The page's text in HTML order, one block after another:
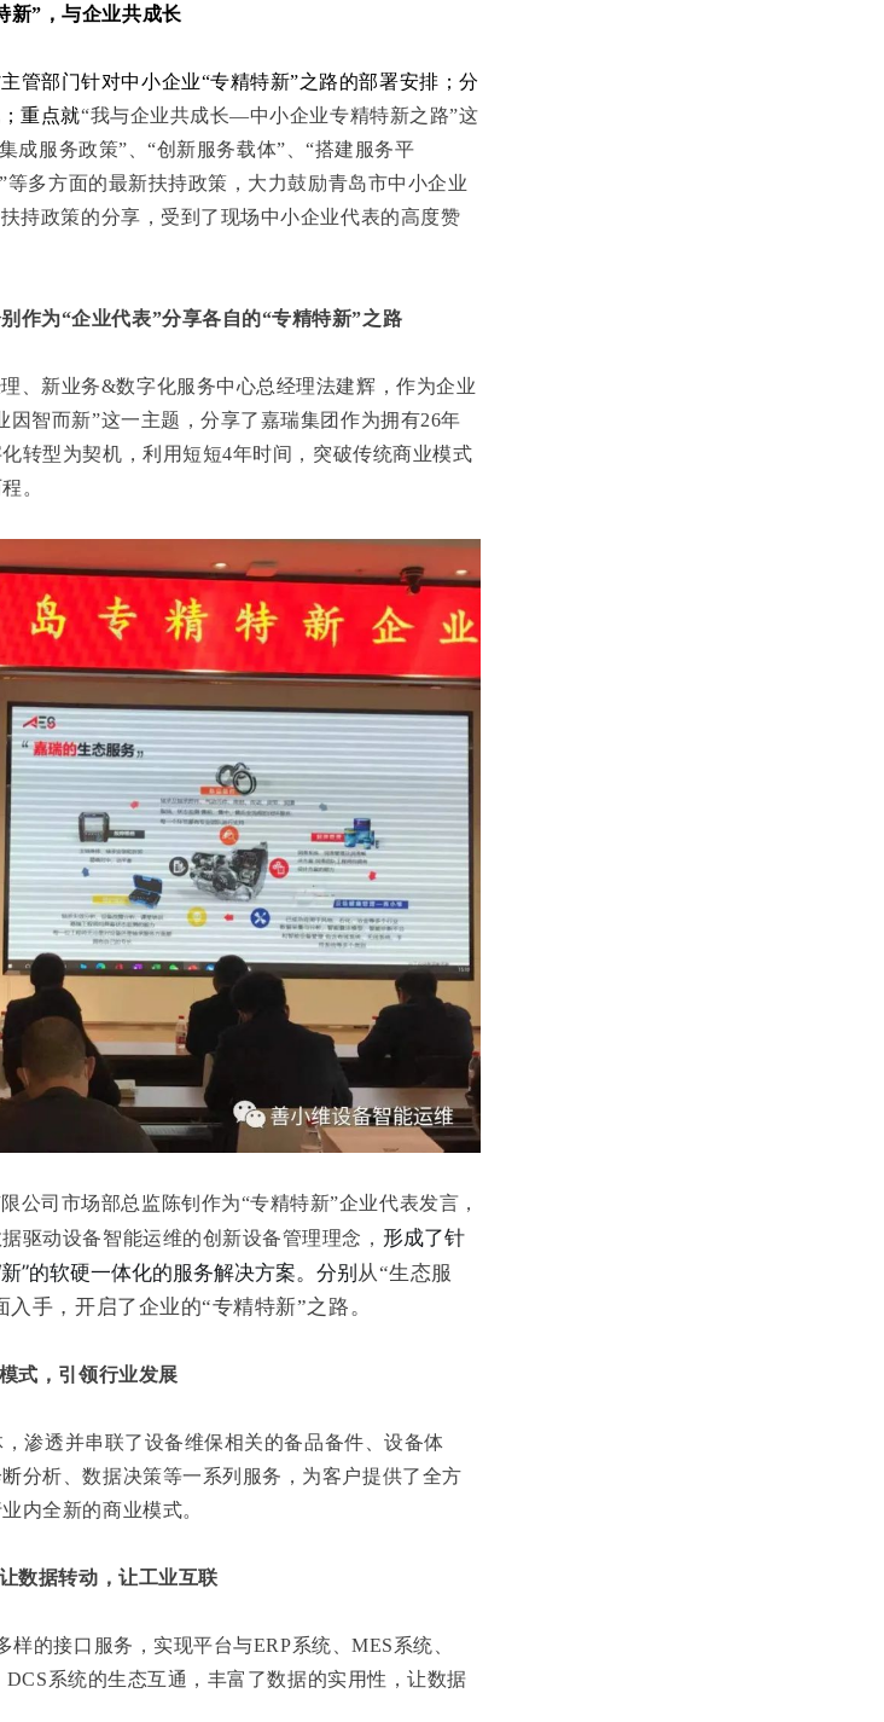
新”，与企业共成长
管部门针对中小企业“专精特新”之路的部署安排；分
重点就“我与企业共成长—中小企业专精特新之路”这
成服务政策”、“创新服务载体”、“搭建服务平
等多方面的最新扶持政策，大力鼓励青岛市中小企业
持政策的分享，受到了现场中小企业代表的高度赞
作为“企业代表”分享各自的“专精特新”之路
、新业务&数字化服务中心总经理法建辉，作为企业
因智而新”这一主题，分享了嘉瑞集团作为拥有26年
转型为契机，利用短短4年时间，突破传统商业模式
。
公司市场部总监陈钊作为“专精特新”企业代表发言，
驱动设备智能运维的创新设备管理理念， 形成了针
新”的软硬一体化的服务解决方案。分别从“生态服
手，开启了企业的“专精特新”之路。
式，引领行业发展
渗透并串联了设备维保相关的备品备件、设备体
分析、数据决策等一系列服务，为客户提供了全方
内全新的商业模式。
数据转动，让工业互联
的接口服务，实现平台与ERP系统、MES系统、
系统的生态互通，丰富了数据的实用性，让数据